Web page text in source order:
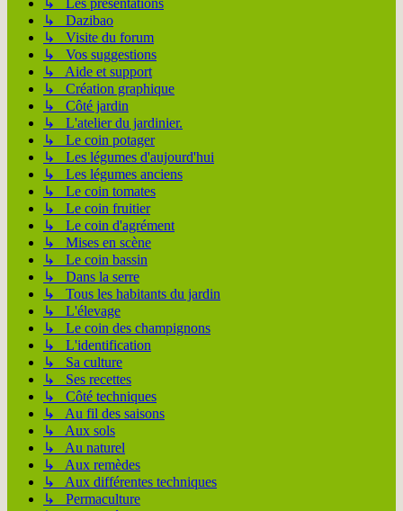
↳ Les présentations
↳ Dazibao
↳ Visite du forum
↳ Vos suggestions
↳ Aide et support
↳ Création graphique
↳ Côté jardin
↳ L'atelier du jardinier.
↳ Le coin potager
↳ Les légumes d'aujourd'hui
↳ Les légumes anciens
↳ Le coin tomates
↳ Le coin fruitier
↳ Le coin d'agrément
↳ Mises en scène
↳ Le coin bassin
↳ Dans la serre
↳ Tous les habitants du jardin
↳ L'élevage
↳ Le coin des champignons
↳ L'identification
↳ Sa culture
↳ Ses recettes
↳ Côté techniques
↳ Au fil des saisons
↳ Aux sols
↳ Au naturel
↳ Aux remèdes
↳ Aux différentes techniques
↳ Permaculture